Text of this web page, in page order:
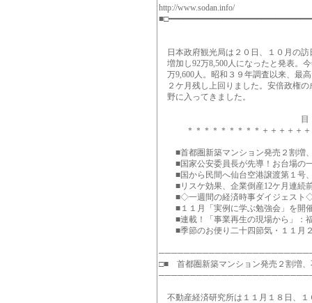
http://www.sodan.info/
日本政府観光局は２０日、１０月の訪
増加し92万8,500人になったと発表。
万9,600人。昭和３９年調査以来、最
２ケ月残し上回りました。安倍政権の
野に入ってきました。
目
＊＊＊＊＊＊＊＊＊＋＋＋＋＋＋
■首都圏新築マンション発売２割増
■国家公安委員長が先導！お台場の
■国から民間へ仙台空港譲渡第１号
■リスケ効果、企業倒産12ケ月連続
■◇一週間の経済時事ダイジェスト
■１１月「実例に学ぶ勉強会」を開
■連載！「事業再生の現場から」：
■季節のお便り二十四節気・１１月
□■ 首都圏新築マンション発売２割増
不動産経済研究所は１１月１８日、